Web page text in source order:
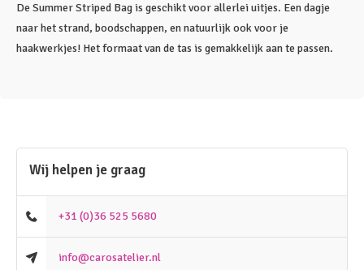
De Summer Striped Bag is geschikt voor allerlei uitjes. Een dagje
naar het strand, boodschappen, en natuurlijk ook voor je
haakwerkjes! Het formaat van de tas is gemakkelijk aan te passen.
Wij helpen je graag
+31 (0)36 525 5680
info@carosatelier.nl